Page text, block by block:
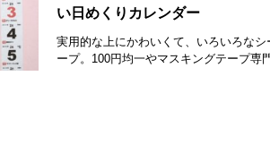
い日めくりカレンダー
実用的な上にかわいくて、いろいろな
ープ。100円均一やマスキングテープ専